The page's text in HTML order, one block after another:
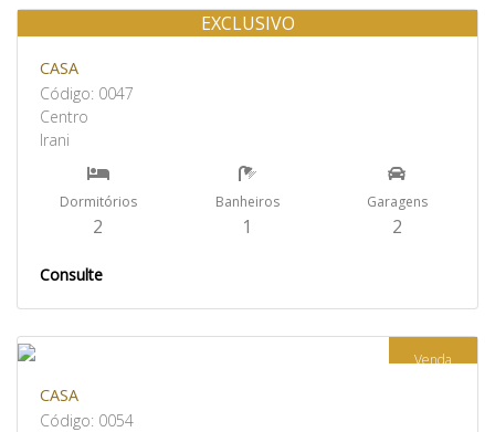
Venda
EXCLUSIVO
CASA
Código: 0047
Centro
Irani
Dormitórios
2
Banheiros
1
Garagens
2
Consulte
Venda
CASA
Código: 0054